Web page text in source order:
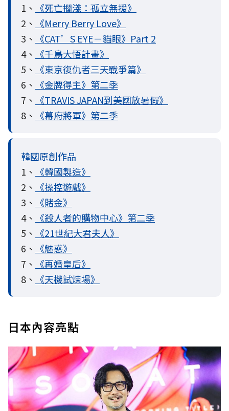
1、 《死亡擱淺：孤立無援》
2、 《Merry Berry Love》
3、 《CAT’S EYE－貓眼》Part 2
4、 《千鳥大悟計畫》
5、 《東京復仇者三天戰爭篇》
6、 《金牌得主》第二季
7、 《TRAVIS JAPAN到美國放暑假》
8、 《幕府將軍》第二季
韓國原創作品
1、 《韓國製造》
2、 《操控遊戲》
3、 《賭金》
4、 《殺人者的購物中心》第二季
5、 《21世紀大君夫人》
6、 《魅惑》
7、 《再婚皇后》
8、 《天機試煉場》
日本內容亮點